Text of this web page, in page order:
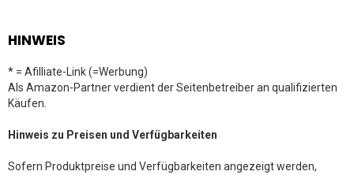
HINWEIS
* = Afilliate-Link (=Werbung)
Als Amazon-Partner verdient der Seitenbetreiber an qualifizierten
Käufen.
Hinweis zu Preisen und Verfügbarkeiten
Sofern Produktpreise und Verfügbarkeiten angezeigt werden,